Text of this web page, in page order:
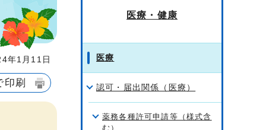
年1月11日
印刷
医療・健康
医療
認可・届出関係（医療）
薬務各種許可申請等（様式含
む）